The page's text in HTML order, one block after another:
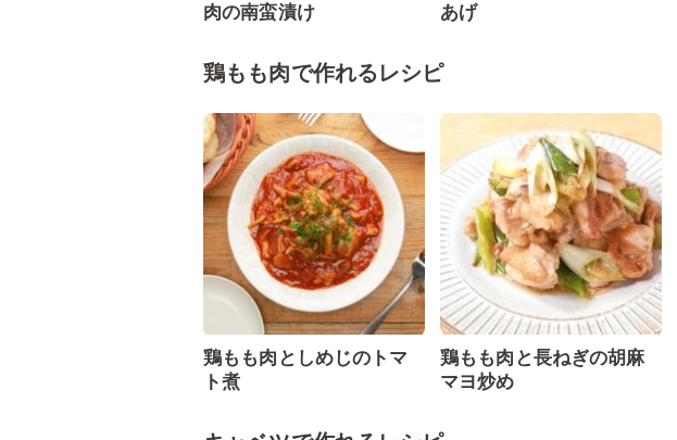
肉の南蛮漬け
あげ
鶏もも肉で作れるレシピ
鶏もも肉としめじのトマ
ト煮
鶏もも肉と長ねぎの胡麻
マヨ炒め